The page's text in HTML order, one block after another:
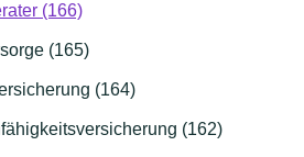
(166)
(165)
(164)
(162)